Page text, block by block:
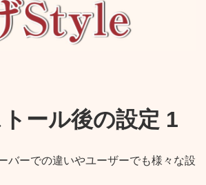
ール後の設定 1
バーでの違いやユーザーでも様々な設